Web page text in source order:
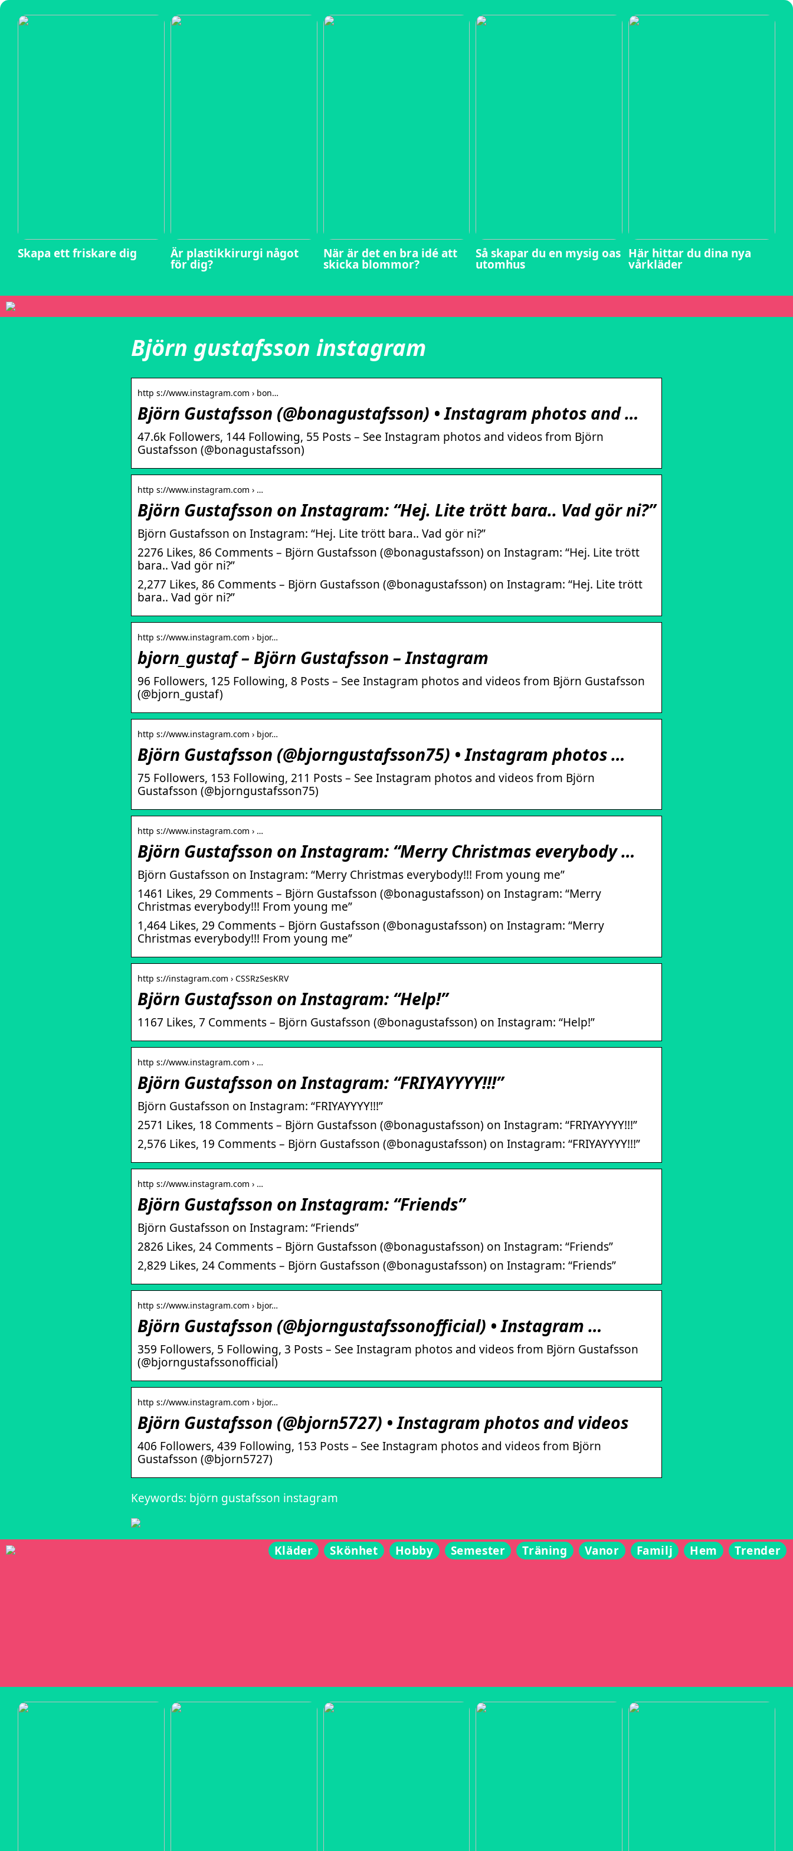
Skapa ett friskare dig Är plastikkirurgi något
för dig?
När är det en bra idé att
skicka blommor?
Så skapar du en mysig oas
utomhus
Här hittar du dina nya
vårkläder
Björn gustafsson instagram
http s://www.instagram.com › bon…
Björn Gustafsson (@bonagustafsson) • Instagram photos and …
47.6k Followers, 144 Following, 55 Posts – See Instagram photos and videos from Björn
Gustafsson (@bonagustafsson)
http s://www.instagram.com › …
Björn Gustafsson on Instagram: “Hej. Lite trött bara.. Vad gör ni?”
Björn Gustafsson on Instagram: “Hej. Lite trött bara.. Vad gör ni?”
2276 Likes, 86 Comments – Björn Gustafsson (@bonagustafsson) on Instagram: “Hej. Lite trött
bara.. Vad gör ni?”
2,277 Likes, 86 Comments – Björn Gustafsson (@bonagustafsson) on Instagram: “Hej. Lite trött
bara.. Vad gör ni?”
http s://www.instagram.com › bjor…
bjorn_gustaf – Björn Gustafsson – Instagram
96 Followers, 125 Following, 8 Posts – See Instagram photos and videos from Björn Gustafsson
(@bjorn_gustaf)
http s://www.instagram.com › bjor…
Björn Gustafsson (@bjorngustafsson75) • Instagram photos …
75 Followers, 153 Following, 211 Posts – See Instagram photos and videos from Björn
Gustafsson (@bjorngustafsson75)
http s://www.instagram.com › …
Björn Gustafsson on Instagram: “Merry Christmas everybody …
Björn Gustafsson on Instagram: “Merry Christmas everybody!!! From young me”
1461 Likes, 29 Comments – Björn Gustafsson (@bonagustafsson) on Instagram: “Merry
Christmas everybody!!! From young me”
1,464 Likes, 29 Comments – Björn Gustafsson (@bonagustafsson) on Instagram: “Merry
Christmas everybody!!! From young me”
http s://instagram.com › CSSRzSesKRV
Björn Gustafsson on Instagram: “Help!”
1167 Likes, 7 Comments – Björn Gustafsson (@bonagustafsson) on Instagram: “Help!”
http s://www.instagram.com › …
Björn Gustafsson on Instagram: “FRIYAYYYY!!!”
Björn Gustafsson on Instagram: “FRIYAYYYY!!!”
2571 Likes, 18 Comments – Björn Gustafsson (@bonagustafsson) on Instagram: “FRIYAYYYY!!!”
2,576 Likes, 19 Comments – Björn Gustafsson (@bonagustafsson) on Instagram: “FRIYAYYYY!!!”
http s://www.instagram.com › …
Björn Gustafsson on Instagram: “Friends”
Björn Gustafsson on Instagram: “Friends”
2826 Likes, 24 Comments – Björn Gustafsson (@bonagustafsson) on Instagram: “Friends”
2,829 Likes, 24 Comments – Björn Gustafsson (@bonagustafsson) on Instagram: “Friends”
http s://www.instagram.com › bjor…
Björn Gustafsson (@bjorngustafssonofficial) • Instagram …
359 Followers, 5 Following, 3 Posts – See Instagram photos and videos from Björn Gustafsson
(@bjorngustafssonofficial)
http s://www.instagram.com › bjor…
Björn Gustafsson (@bjorn5727) • Instagram photos and videos
406 Followers, 439 Following, 153 Posts – See Instagram photos and videos from Björn
Gustafsson (@bjorn5727)
Keywords: björn gustafsson instagram
Kläder Skönhet Hobby Semester Träning Vanor Familj Hem Trender